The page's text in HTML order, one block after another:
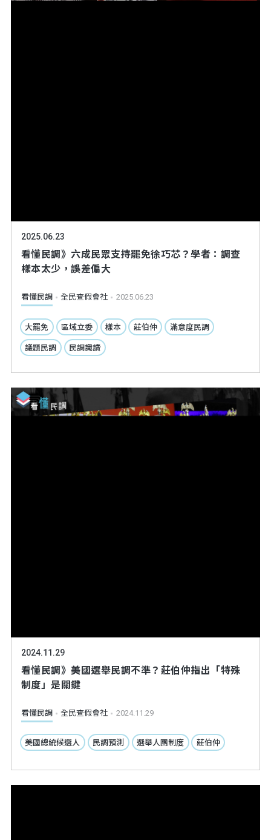
2025.06.23
看懂民調》六成民眾支持罷免徐巧芯？學者：調查
樣本太少，誤差偏大
看懂民調 全民查假會社 2025.06.23
大罷免 區域立委 樣本 莊伯仲 滿意度民調
議題民調 民調識讀
2024.11.29
看懂民調》美國選舉民調不準？莊伯仲指出「特殊
制度」是關鍵
看懂民調 全民查假會社 2024.11.29
美國總統候選人 民調預測 選舉人團制度 莊伯仲